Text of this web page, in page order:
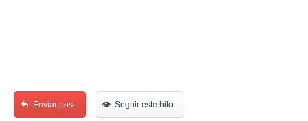
Enviar post Seguir este hilo